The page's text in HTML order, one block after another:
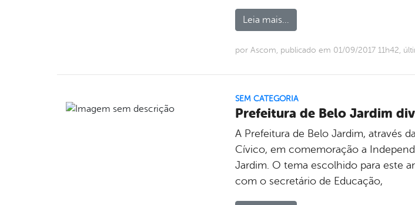
Leia mais...
por Ascom, publicado em 01/09/2017 11h42,
SEM CATEGORIA
Prefeitura de Belo Jardim
A Prefeitura de Belo Jardim, através
Cívico, em comemoração a
Jardim. O tema escolhido para este
com o secretário de Educação,